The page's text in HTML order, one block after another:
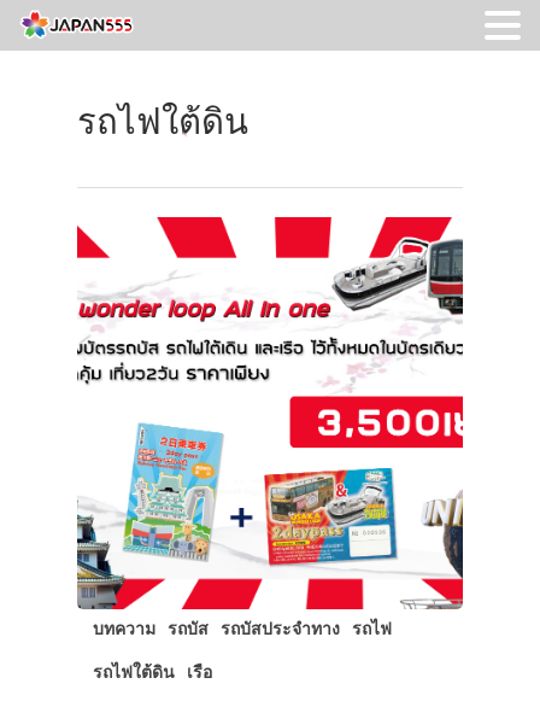
รถไฟใต้ดิน
บทความ รถบัส รถบัสประจำทาง รถไฟ
รถไฟใต้ดิน เรือ